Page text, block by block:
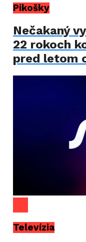
Pikošky
Nečakaný
22 rokoch
pred letom
Televízia